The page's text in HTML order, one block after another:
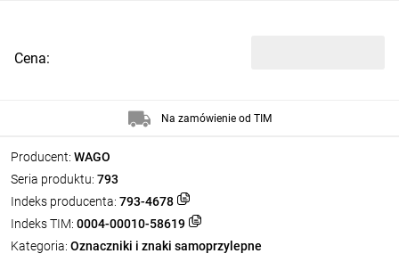
Producent: WAGO
Seria produktu: 793
Indeks producenta: 793-4678
Indeks TIM: 0004-00010-58619
Kategoria: Oznaczniki i znaki samoprzylepne
Cena:
Na zamówienie od TIM